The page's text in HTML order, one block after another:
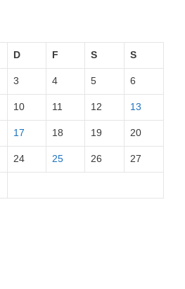
D F S S
3 4 5 6
10 11 12 13
17 18 19 20
24 25 26 27